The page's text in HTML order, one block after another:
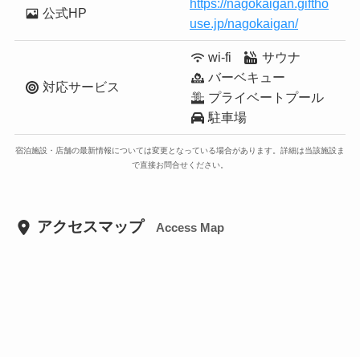
公式HP
https://nagokaigan.giftho
use.jp/nagokaigan/
対応サービス
wi-fi
サウナ
バーベキュー
プライベートプール
駐車場
宿泊施設・店舗の最新情報については変更となっている場合があります。詳細は当該施設ま
で直接お問合せください。
アクセスマップ Access Map